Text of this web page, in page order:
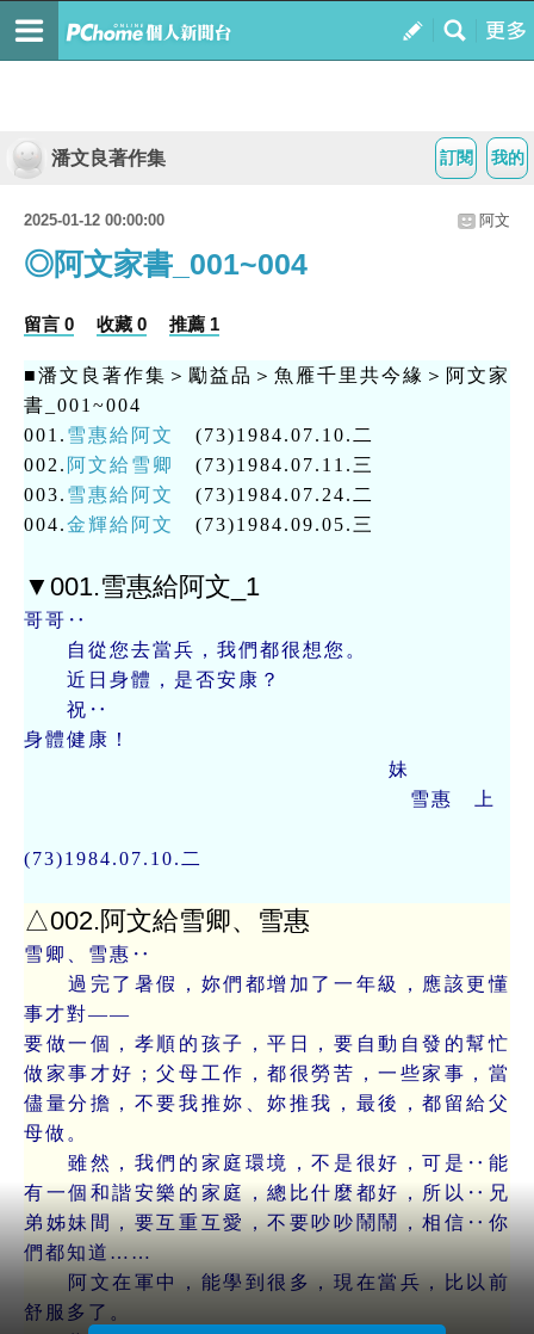
我的
訂閱
潘文良著作集
2025-01-12 00:00:00 阿文
◎阿文家書_001~004
留言 0 收藏 0 推薦 1
■潘文良著作集＞勵益品＞魚雁千里共今緣＞阿文家
書_001~004
001. 雪惠給阿文
(73)1984.07.10.二
002. 阿文給雪卿
(73)1984.07.11.三
003. 雪惠給阿文
(73)1984.07.24.二
004.金輝給阿文 (73)1984.09.05.三
▼001.雪惠給阿文_1
哥哥‥
自從您去當兵，我們都很想您。
近日身體，是否安康？
祝‥
身體健康！
妹
雪惠 上
(73)1984.07.10.二
△002.阿文給雪卿、雪惠
雪卿、雪惠‥
過完了暑假，妳們都增加了一年級，應該更懂
事才對——
要做一個，孝順的孩子，平日，要自動自發的幫忙
做家事才好；父母工作，都很勞苦，一些家事，當
儘量分擔，不要我推妳、妳推我，最後，都留給父
母做。
雖然，我們的家庭環境，不是很好，可是‥能
有一個和諧安樂的家庭，總比什麼都好，所以‥兄
弟姊妹間，要互重互愛，不要吵吵鬧鬧，相信‥你
們都知道……
阿文在軍中，能學到很多，現在當兵，比以前
舒服多了。